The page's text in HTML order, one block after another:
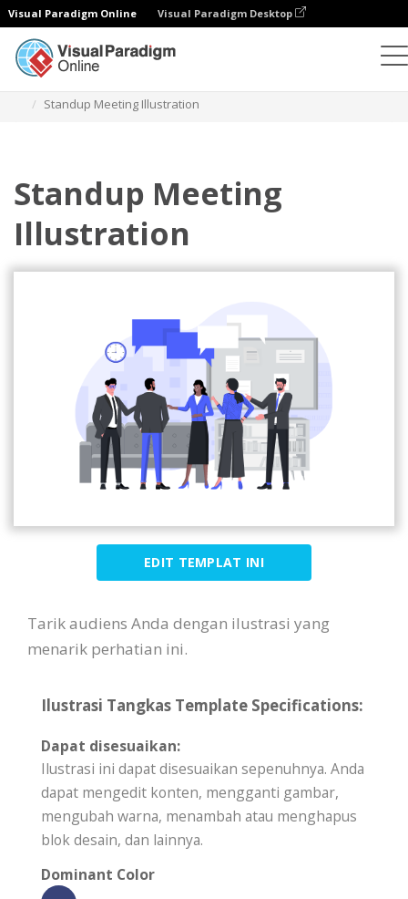
Visual Paradigm Online Visual Paradigm Desktop
Standup Meeting Illustration
Standup Meeting
Illustration
EDIT TEMPLAT INI
Tarik audiens Anda dengan ilustrasi yang
menarik perhatian ini.
Ilustrasi Tangkas Template Specifications:
Dapat disesuaikan:
Ilustrasi ini dapat disesuaikan sepenuhnya. Anda
dapat mengedit konten, mengganti gambar,
mengubah warna, menambah atau menghapus
blok desain, dan lainnya.
Dominant Color